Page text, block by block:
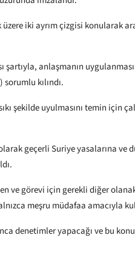
iki ayrım çizgisi konularak
anlaşmanın
kılındı.
şekilde uyulmasını temin için
geçerli Suriye yasalarına ve
ve görevi için gerekli diğer
meşru müdafaa amacıyla
denetimler yapacağı ve bu